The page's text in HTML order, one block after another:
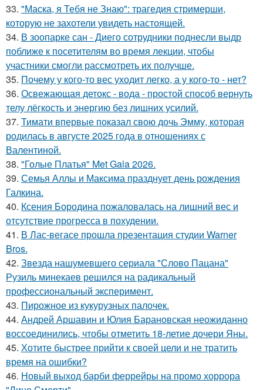
33. "Маска, я Тебя не Знаю": трагедия стримерши,
которую не захотели увидеть настоящей.
34. В зоопарке сан - Диего сотрудники поднесли выдр
поближе к посетителям во время лекции, чтобы
участники смогли рассмотреть их получше.
35. Почему у кого-то вес уходит легко, а у кого-то - нет?
36. Освежающая детокс - вода - простой способ вернуть
телу лёгкость и энергию без лишних усилий.
37. Тимати впервые показал свою дочь Эмму, которая
родилась в августе 2025 года в отношениях с
Валентиной.
38. "Голые Платья" Met Gala 2026.
39. Семья Аллы и Максима празднует день рождения
Галкина.
40. Ксения Бородина пожаловалась на лишний вес и
отсутствие прогресса в похудении.
41. В Лас-вегасе прошла презентация студии Warner
Bros.
42. Звезда нашумевшего сериала "Слово Пацана"
Рузиль минекаев решился на радикальный
профессиональный эксперимент.
43. Пирожное из кукурузных палочек.
44. Андрей Аршавин и Юлия Барановская неожиданно
воссоединились, чтобы отметить 18-летие дочери Яны.
45. Хотите быстрее прийти к своей цели и не тратить
время на ошибки?
46. Новый выход барби феррейры на промо хоррора